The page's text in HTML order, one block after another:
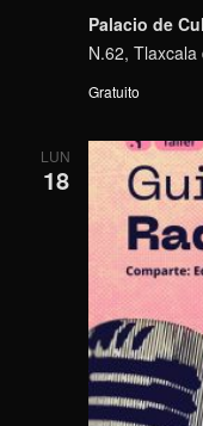
Palacio de
N.62,
Gratuito
LUN
18